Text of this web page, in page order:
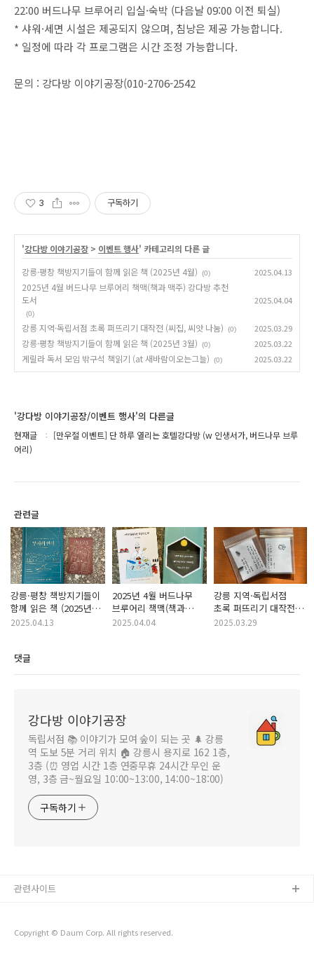
22:00 버드나무 브루어리 입실·숙박 (다음날 09:00 이전 퇴실)
* 샤워·세면 시설은 제공되지 않으며, 침낭은 제공 가능합니다.
* 일정에 따라 각 프로그램은 시간 조정 가능합니다.
문의 : 강다방 이야기공장(010-2706-2542
3 구독하기
'강다방 이야기공장 > 이벤트 행사' 카테고리의 다른 글
강릉·평창 책방지기들이 함께 읽은 책 (2025년 4월)
(0) 2025.04.13
2025년 4월 버드나무 브루어리 책맥(책과 맥주) 강다방 추천
도서
(0)
2025.04.04
강릉 지역·독립서점 초록 퍼뜨리기 대작전 (씨집, 씨앗 나눔) (0) 2025.03.29
강릉·평창 책방지기들이 함께 읽은 책 (2025년 3월) (0) 2025.03.22
게릴라 독서 모임 밖구석 책읽기 (at 새바람이오는그늘) (0) 2025.03.22
'강다방 이야기공장/이벤트 행사'의 다른글
현재글
[만우절 이벤트] 단 하루 열리는 호텔강다방 (w 인생서가, 버드나무 브루
어리)
관련글
강릉·평창 책방지기들이
함께 읽은 책 (2025년
4월)
2025.04.13
2025년 4월 버드나무
브루어리 책맥(책과
맥주) 강다방 추천 도서
2025.04.04
강릉 지역·독립서점
초록 퍼뜨리기 대작전
(씨집, 씨앗 나눔)
2025.03.29
댓글
강다방 이야기공장
독립서점 📚 이야기가 모여 숲이 되는 곳 🌲 강릉
역 도보 5분 거리 위치 🏠 강릉시 용지로 162 1층,
3층 (⏰ 영업 시간 1층 연중무휴 24시간 무인 운
영, 3층 금~월요일 10:00~13:00, 14:00~18:00)
구독하기
Copyright © Daum Corp. All rights reserved.
관련사이트